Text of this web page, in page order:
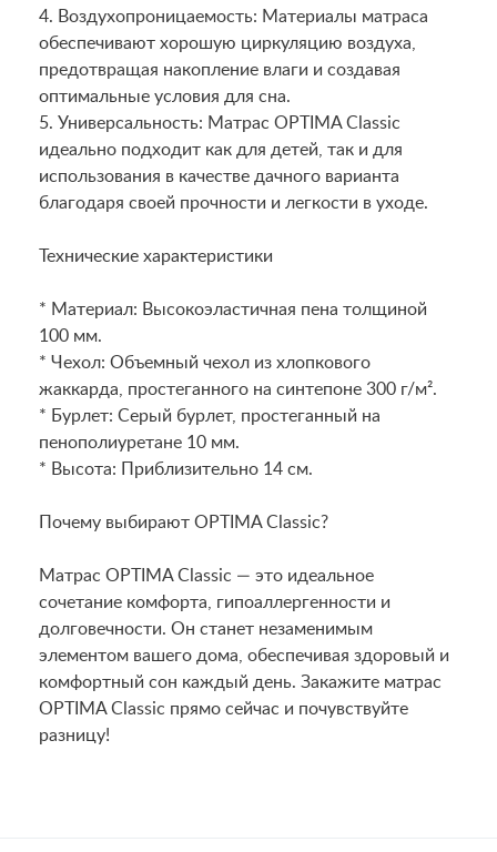
4. Воздухопроницаемость: Материалы матраса
обеспечивают хорошую циркуляцию воздуха,
предотвращая накопление влаги и создавая
оптимальные условия для сна.
5. Универсальность: Матрас OPTIMA Classic
идеально подходит как для детей, так и для
использования в качестве дачного варианта
благодаря своей прочности и легкости в уходе.
Технические характеристики
* Материал: Высокоэластичная пена толщиной
100 мм.
* Чехол: Объемный чехол из хлопкового
жаккарда, простеганного на синтепоне 300 г/м².
* Бурлет: Серый бурлет, простеганный на
пенополиуретане 10 мм.
* Высота: Приблизительно 14 см.
Почему выбирают OPTIMA Classic?
Матрас OPTIMA Classic — это идеальное
сочетание комфорта, гипоаллергенности и
долговечности. Он станет незаменимым
элементом вашего дома, обеспечивая здоровый и
комфортный сон каждый день. Закажите матрас
OPTIMA Classic прямо сейчас и почувствуйте
разницу!